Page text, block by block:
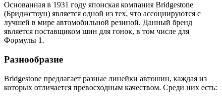
Основанная в 1931 году японская компания Bridgestone
(Бриджстоун) является одной из тех, что ассоциируются с
лучшей в мире автомобильной резиной. Данный бренд
является поставщиком шин для гонок, в том числе для
Формулы 1.
Разнообразие
Bridgestone предлагает разные линейки автошин, каждая из
которых отличается превосходным качеством. Среди них есть: